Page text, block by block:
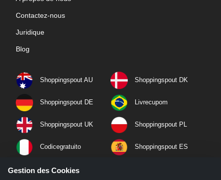
Contactez-nous
Juridique
Blog
Shoppingspout AU Shoppingspout DK
Shoppingspout DE Livrecupom
Shoppingspout UK Shoppingspout PL
Codicegratuito Shoppingspout ES
Shoppingspout NL
Gestion des Cookies